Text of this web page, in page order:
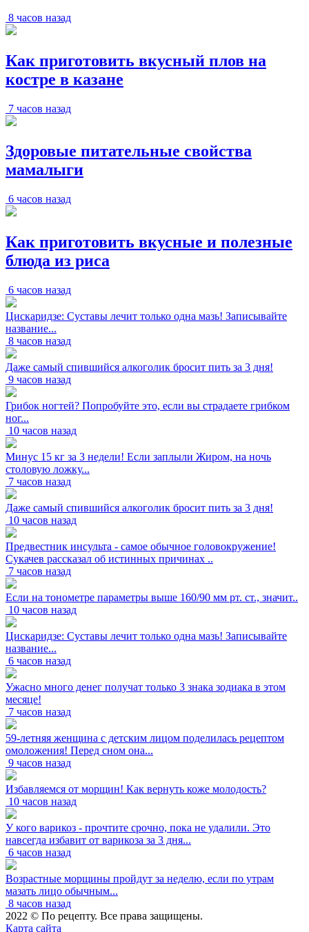
8 часов назад
Как приготовить вкусный плов на
костре в казане
7 часов назад
Здоровые питательные свойства
мамалыги
6 часов назад
Как приготовить вкусные и полезные
блюда из риса
6 часов назад
Цискаридзе: Суставы лечит только одна мазь! Записывайте
название...
8 часов назад
Даже самый спившийся алкоголик бросит пить за 3 дня!
9 часов назад
Грибок ногтей? Попробуйте это, если вы страдаете грибком
ног...
10 часов назад
Минус 15 кг за 3 недели! Если заплыли Жиром, на ночь
столовую ложку...
7 часов назад
Даже самый спившийся алкоголик бросит пить за 3 дня!
10 часов назад
Предвестник инсульта - самое обычное головокружение!
Сукачев рассказал об истинных причинах ..
7 часов назад
Если на тонометре параметры выше 160/90 мм рт. ст., значит..
10 часов назад
Цискаридзе: Суставы лечит только одна мазь! Записывайте
название...
6 часов назад
Ужасно много денег получат только 3 знака зодиака в этом
месяце!
7 часов назад
59-летняя женщина с детским лицом поделилась рецептом
омоложения! Перед сном она...
9 часов назад
Избавляемся от морщин! Как вернуть коже молодость?
10 часов назад
У кого варикоз - прочтите срочно, пока не удалили. Это
навсегда избавит от варикоза за 3 дня...
6 часов назад
Возрастные морщины пройдут за неделю, если по утрам
мазать лицо обычным...
8 часов назад
2022 © По рецепту. Все права защищены.
Карта сайта